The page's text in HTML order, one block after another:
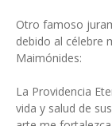
Otro famoso
debido al célebre
Maimónides:
La Providencia
vida y salud de